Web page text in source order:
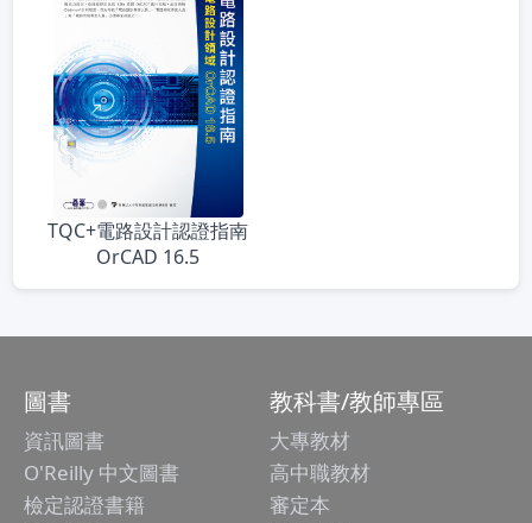
TQC+電路設計認證指南
OrCAD 16.5
圖書
資訊圖書
O'Reilly 中文圖書
檢定認證書籍
教科書/教師專區
大專教材
高中職教材
審定本